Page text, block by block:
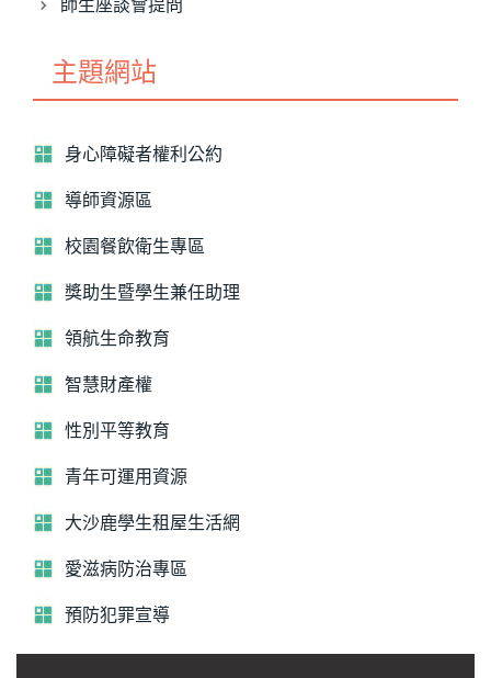
師生座談會提問
主題網站
身心障礙者權利公約
導師資源區
校園餐飲衛生專區
獎助生暨學生兼任助理
領航生命教育
智慧財產權
性別平等教育
青年可運用資源
大沙鹿學生租屋生活網
愛滋病防治專區
預防犯罪宣導